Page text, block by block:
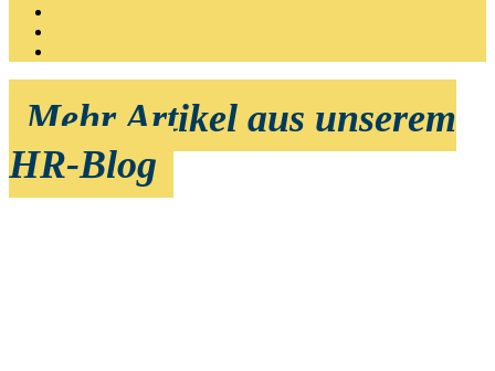
Mehr Artikel aus unserem
HR-Blog